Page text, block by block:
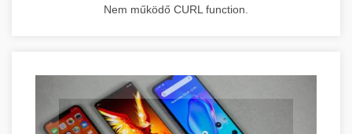
Nem működő CURL function.